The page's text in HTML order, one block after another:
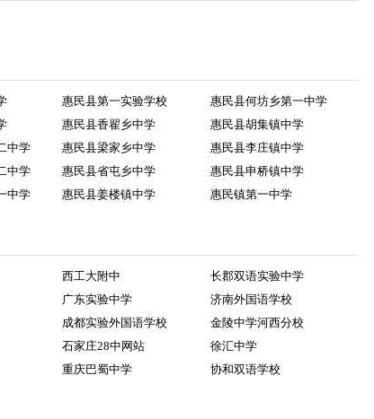
惠民县第一实验学校
惠民县何坊乡第一中学
惠民县香翟乡中学
惠民县胡集镇中学
中学 惠民县梁家乡中学
惠民县李庄镇中学
中学 惠民县省屯乡中学
惠民县申桥镇中学
中学 惠民县姜楼镇中学 惠民镇第一中学
西工大附中
长郡双语实验中学
广东实验中学
济南外国语学校
成都实验外国语学校
金陵中学河西分校
石家庄28中网站
徐汇中学
重庆巴蜀中学 协和双语学校